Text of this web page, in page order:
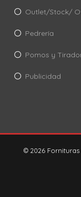
Outlet/Stock/
Pedrería
Pomos y
Publicidad
© 2026 Fornituras